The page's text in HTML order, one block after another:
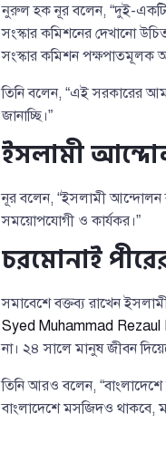
নুরুল হক নূর বলেন, “দুই-একটি
সংস্কার কমিশনের দেখানো
সংস্কার কমিশন পক্ষপাতমূলক
তিনি বলেন, “এই সরকারের
জানাচ্ছি।”
ইসলামী
নূর বলেন, “ইসলামী আন্দোলন
সময়োপযোগী ও কার্যকর।”
চরমোনাই
সমাবেশে বক্তব্য রাখেন
Syed Muhammad Rezaul
না। ২৪ সালে মানুষ জীবন
তিনি আরও বলেন,
বাংলাদেশে মসজিদও থাকবে,